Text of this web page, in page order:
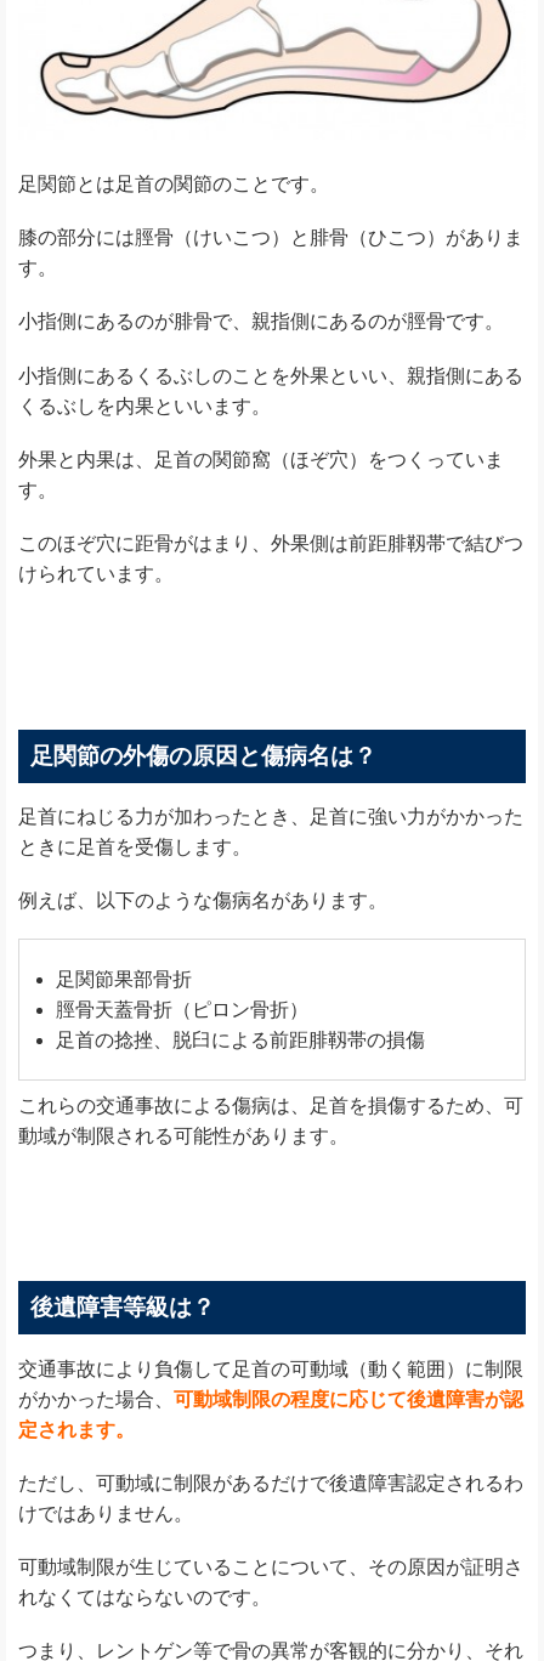
足関節とは足首の関節のことです。
膝の部分には脛骨（けいこつ）と腓骨（ひこつ）がありま
す。
小指側にあるのが腓骨で、親指側にあるのが脛骨です。
小指側にあるくるぶしのことを外果といい、親指側にある
くるぶしを内果といいます。
外果と内果は、足首の関節窩（ほぞ穴）をつくっていま
す。
このほぞ穴に距骨がはまり、外果側は前距腓靱帯で結びつ
けられています。
足関節の外傷の原因と傷病名は？
足首にねじる力が加わったとき、足首に強い力がかかった
ときに足首を受傷します。
例えば、以下のような傷病名があります。
足関節果部骨折
脛骨天蓋骨折（ピロン骨折）
足首の捻挫、脱臼による前距腓靱帯の損傷
これらの交通事故による傷病は、足首を損傷するため、可
動域が制限される可能性があります。
後遺障害等級は？
交通事故により負傷して足首の可動域（動く範囲）に制限
がかかった場合、 可動域制限の程度に応じて後遺障害が認
定されます。
ただし、可動域に制限があるだけで後遺障害認定されるわ
けではありません。
可動域制限が生じていることについて、その原因が証明さ
れなくてはならないのです。
つまり、レントゲン等で骨の異常が客観的に分かり、それ